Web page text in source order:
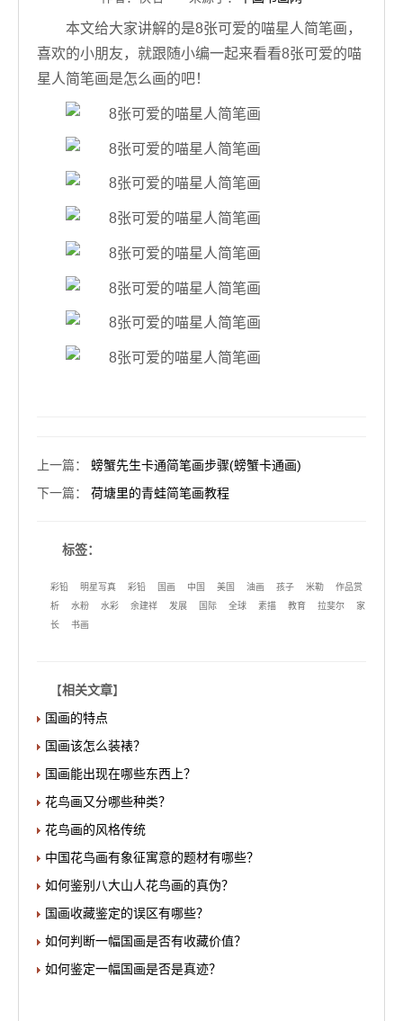
本文给大家讲解的是8张可爱的喵星人简笔画，
喜欢的小朋友，就跟随小编一起来看看8张可爱的喵
星人简笔画是怎么画的吧！
上一篇： 螃蟹先生卡通简笔画步骤(螃蟹卡通画)
下一篇： 荷塘里的青蛙简笔画教程
标签：
彩铅 明星写真 彩铅 国画 中国 美国 油画 孩子 米勒
作品赏
析
水粉 水彩 余建祥 发展 国际 全球 素描 教育 拉斐尔
家
长
书画
【相关文章】
国画的特点
国画该怎么装裱？
国画能出现在哪些东西上？
花鸟画又分哪些种类？
花鸟画的风格传统
中国花鸟画有象征寓意的题材有哪些？
如何鉴别八大山人花鸟画的真伪？
国画收藏鉴定的误区有哪些？
如何判断一幅国画是否有收藏价值？
如何鉴定一幅国画是否是真迹？